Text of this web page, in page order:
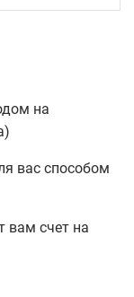
на
вас способом
вам счет на